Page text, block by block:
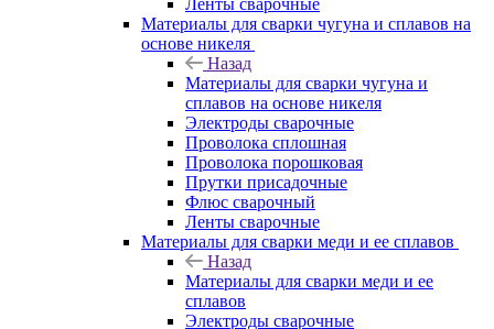
Ленты сварочные
Материалы для сварки чугуна и сплавов на
основе никеля
Назад
Материалы для сварки чугуна и
сплавов на основе никеля
Электроды сварочные
Проволока сплошная
Проволока порошковая
Прутки присадочные
Флюс сварочный
Ленты сварочные
Материалы для сварки меди и ее сплавов
Назад
Материалы для сварки меди и ее
сплавов
Электроды сварочные